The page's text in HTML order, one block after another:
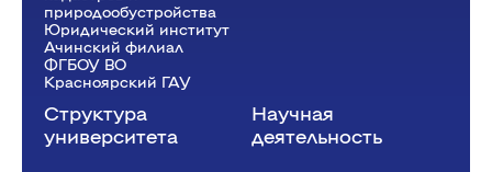
природообустройства
Юридический институт
Ачинский филиал
ФГБОУ ВО
Красноярский ГАУ
Структура
университета
Научная
деятельность